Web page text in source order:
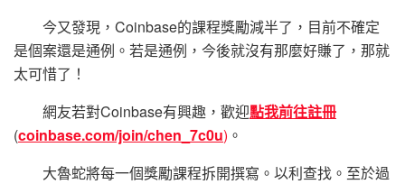
今又發現，Coinbase的課程獎勵減半了，目前不確定
是個案還是通例。若是通例，今後就沒有那麼好賺了，那就
太可惜了！
網友若對Coinbase有興趣，歡迎點我前往註冊
(coinbase.com/join/chen_7c0u) 。
大魯蛇將每一個獎勵課程拆開撰寫。以利查找。至於過